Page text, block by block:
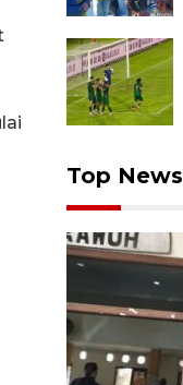
Top News